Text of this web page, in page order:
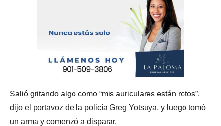
Salió gritando algo como “mis auriculares están rotos”,
dijo el portavoz de la policía Greg Yotsuya, y luego tomó
un arma y comenzó a disparar.